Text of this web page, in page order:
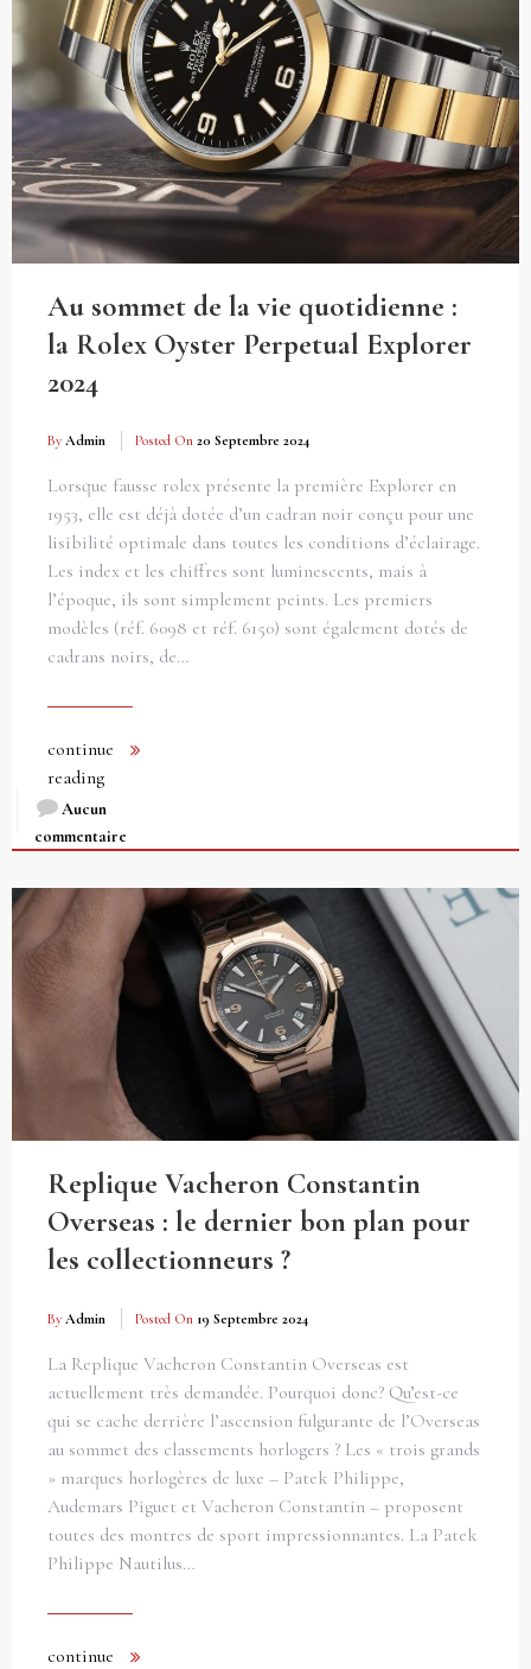
Au sommet de la vie quotidienne :
la Rolex Oyster Perpetual Explorer
2024
By Admin Posted On 20 Septembre 2024
Lorsque fausse rolex présente la première Explorer en
1953, elle est déjà dotée d’un cadran noir conçu pour une
lisibilité optimale dans toutes les conditions d’éclairage.
Les index et les chiffres sont luminescents, mais à
l’époque, ils sont simplement peints. Les premiers
modèles (réf. 6098 et réf. 6150) sont également dotés de
cadrans noirs, de…
continue
reading
Aucun
commentaire
Replique Vacheron Constantin
Overseas : le dernier bon plan pour
les collectionneurs ?
By Admin Posted On 19 Septembre 2024
La Replique Vacheron Constantin Overseas est
actuellement très demandée. Pourquoi donc? Qu’est-ce
qui se cache derrière l’ascension fulgurante de l’Overseas
au sommet des classements horlogers ? Les « trois grands
» marques horlogères de luxe – Patek Philippe,
Audemars Piguet et Vacheron Constantin – proposent
toutes des montres de sport impressionnantes. La Patek
Philippe Nautilus…
continue